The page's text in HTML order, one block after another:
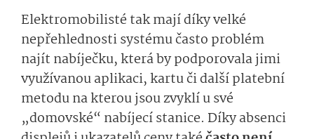
Elektromobilisté tak mají díky velké
nepřehlednosti systému často problém
najít nabíječku, která by podporovala jimi
využívanou aplikaci, kartu či další platební
metodu na kterou jsou zvyklí u své
„domovské“ nabíjecí stanice. Díky absenci